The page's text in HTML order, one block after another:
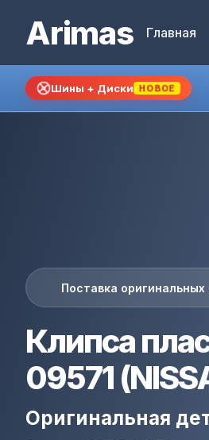
Arimas Главная
Шины + Диски НОВОЕ
Поставка
Клипса
09571
Оригинальная